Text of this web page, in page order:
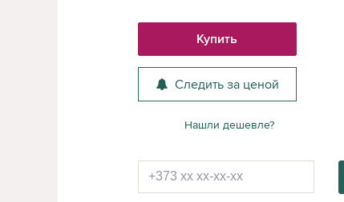
Купить
Следить за ценой
Нашли дешевле?